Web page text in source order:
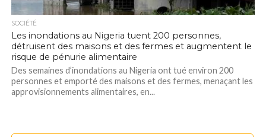
SOCIÉTÉ
Les inondations au Nigeria tuent 200 personnes,
détruisent des maisons et des fermes et augmentent le
risque de pénurie alimentaire
Des semaines d’inondations au Nigeria ont tué environ 200
personnes et emporté des maisons et des fermes, menaçant les
approvisionnements alimentaires, en...